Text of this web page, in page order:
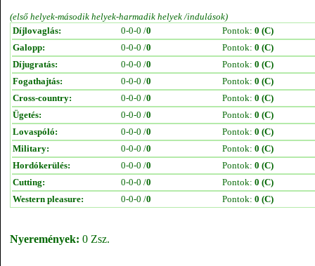
(első helyek-második helyek-harmadik helyek /indulások)
Díjlovaglás:
0-0-0 /0 Pontok: 0 (C)
Galopp:
0-0-0 /0 Pontok: 0 (C)
Díjugratás:
0-0-0 /0 Pontok: 0 (C)
Fogathajtás:
0-0-0 /0 Pontok: 0 (C)
Cross-country:
0-0-0 /0 Pontok: 0 (C)
Ügetés:
0-0-0 /0 Pontok: 0 (C)
Lovaspóló:
0-0-0 /0 Pontok: 0 (C)
Military:
0-0-0 /0 Pontok: 0 (C)
Hordókerülés:
0-0-0 /0 Pontok: 0 (C)
Cutting:
0-0-0 /0 Pontok: 0 (C)
Western pleasure:
0-0-0 /0 Pontok: 0 (C)
Nyeremények: 0 Zsz.